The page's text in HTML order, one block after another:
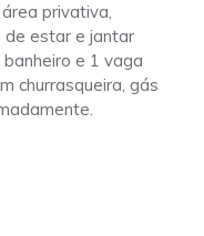
privativa,
de estar e jantar
e 1 vaga
churrasqueira, gás